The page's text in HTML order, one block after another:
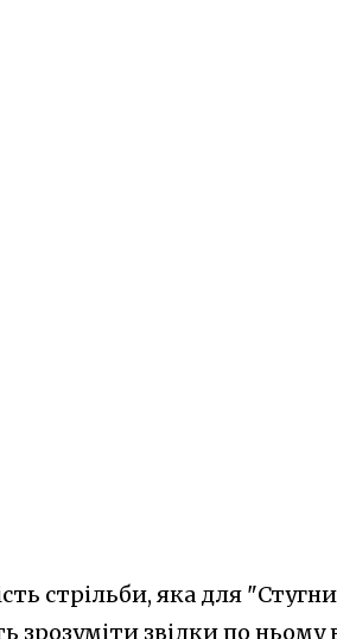
стрільби, яка для
зрозуміти звідки по ньому